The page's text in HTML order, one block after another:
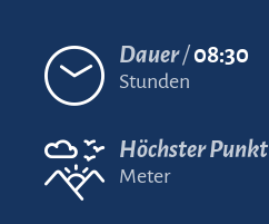
Dauer 08:30
Stunden
Höchster Punkt
Meter